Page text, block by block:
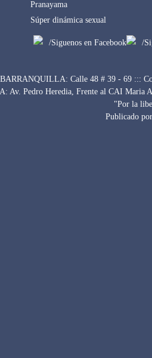
Pranayama
Súper dinámica sexual
/Siguenos en Facebook /
BARRANQUILLA: Calle 48 # 39 - 69 :::
Av. Pedro Heredia, Frente al CAI Maria
"Por la
Publicado